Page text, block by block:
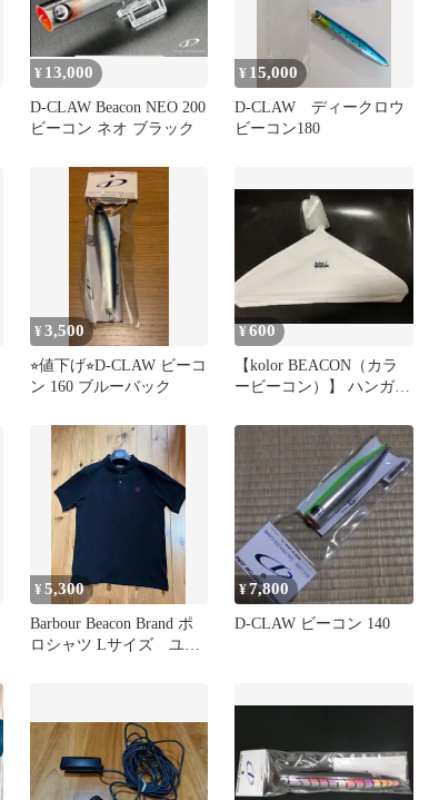
¥ 13,000
D-CLAW Beacon NEO 200
ビーコン ネオ ブラック
¥ 15,000
D-CLAW ディークロウ
ビーコン180
¥3,500
⭐︎値下げ⭐︎D-CLAW ビーコ
ン 160 ブルーバック
¥600
【kolor BEACON（カラ
ービーコン）】 ハンガ
¥5,300
Barbour Beacon Brand ポ
ロシャツ Lサイズ ユー
¥7,800
D-CLAW ビーコン 140